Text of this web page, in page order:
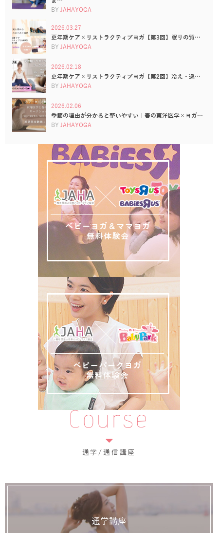
BY JAHAYOGA
2026.03.27
更年期ケア×リストラクティブヨガ【第3回】眠りの質…
BY JAHAYOGA
2026.02.18
更年期ケア×リストラクティブヨガ【第2回】冷え・巡…
BY JAHAYOGA
2026.02.06
季節の理由が分かると整いやすい｜春の東洋医学×ヨガ…
BY JAHAYOGA
Course
通学/通信講座
通学講座